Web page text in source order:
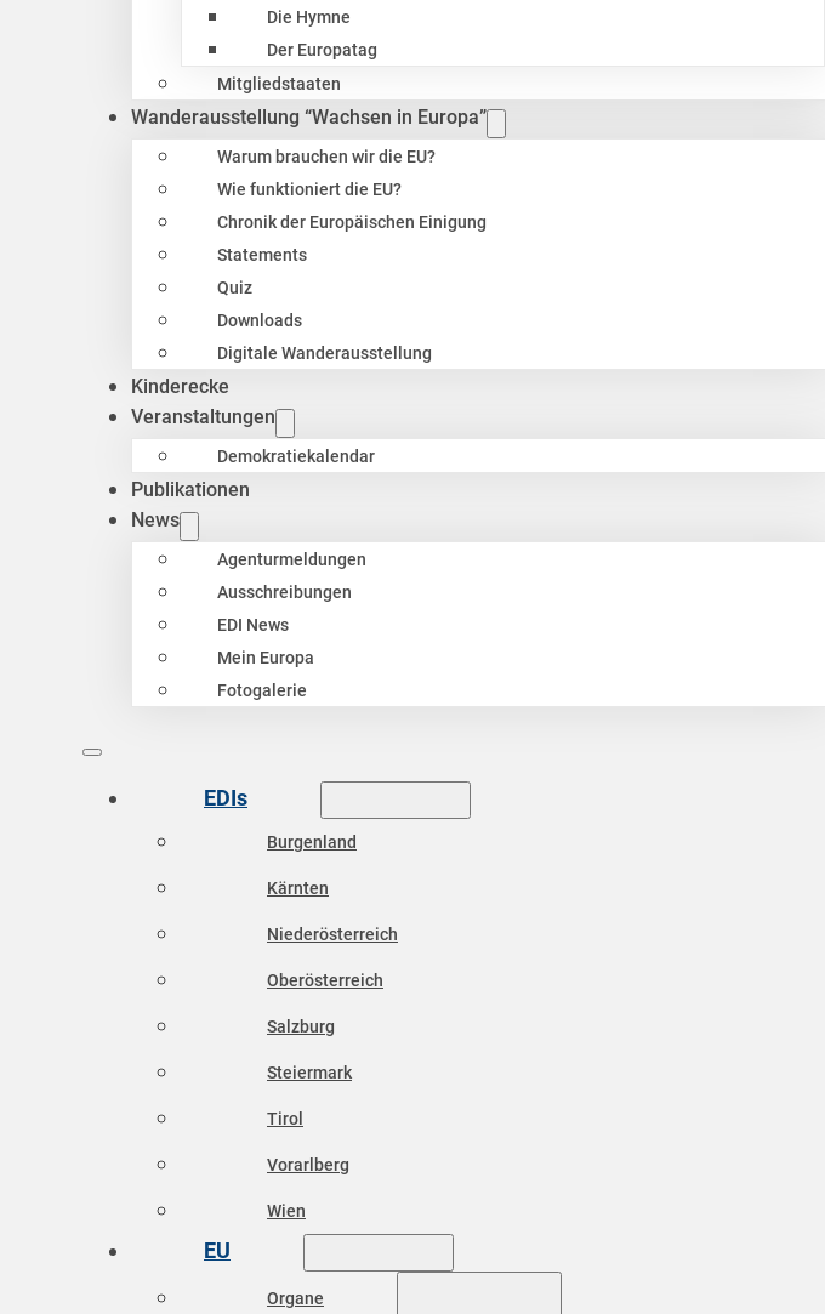
Die Hymne
Der Europatag
Mitgliedstaaten
Wanderausstellung “Wachsen in Europa”
Warum brauchen wir die EU?
Wie funktioniert die EU?
Chronik der Europäischen Einigung
Statements
Quiz
Downloads
Digitale Wanderausstellung
Kinderecke
Veranstaltungen
Demokratiekalendar
Publikationen
News
Agenturmeldungen
Ausschreibungen
EDI News
Mein Europa
Fotogalerie
EDIs
Burgenland
Kärnten
Niederösterreich
Oberösterreich
Salzburg
Steiermark
Tirol
Vorarlberg
Wien
EU
Organe